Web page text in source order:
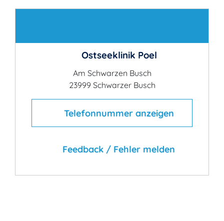
Ostseeklinik Poel
Am Schwarzen Busch
23999 Schwarzer Busch
Telefonnummer anzeigen
Feedback / Fehler melden